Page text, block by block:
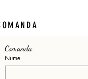
Comanda
Nume